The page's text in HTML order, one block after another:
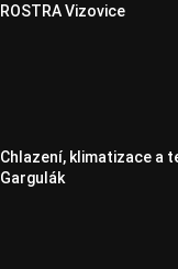
ROSTRA Vizovice
Chlazení, klimatizace a
Gargulák